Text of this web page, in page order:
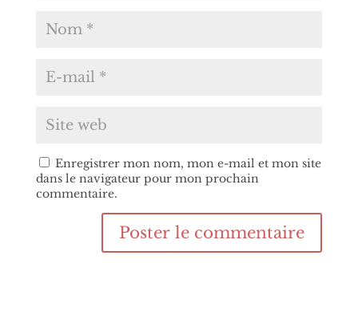
Enregistrer mon nom, mon e-mail et mon site
dans le navigateur pour mon prochain
commentaire.